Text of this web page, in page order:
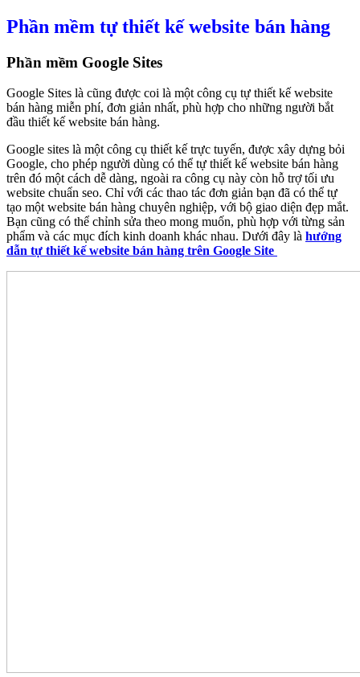
Phần mềm tự thiết kế website bán hàng
Phần mềm Google Sites
Google Sites là cũng được coi là một công cụ tự thiết kế website
bán hàng miễn phí, đơn giản nhất, phù hợp cho những người bắt
đầu thiết kế website bán hàng.
Google sites là một công cụ thiết kế trực tuyến, được xây dựng bỏi
Google, cho phép người dùng có thể tự thiết kế website bán hàng
trên đó một cách dễ dàng, ngoài ra công cụ này còn hỗ trợ tối ưu
website chuẩn seo. Chỉ với các thao tác đơn giản bạn đã có thể tự
tạo một website bán hàng chuyên nghiệp, với bộ giao diện đẹp mắt.
Bạn cũng có thể chỉnh sửa theo mong muốn, phù hợp với từng sản
phẩm và các mục đích kinh doanh khác nhau. Dưới đây là hướng
dẫn tự thiết kế website bán hàng trên Google Site